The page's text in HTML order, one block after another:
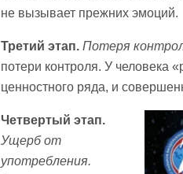
не вызывает прежних эмоций.
Третий этап. Потеря
потери контроля. У человека
ценностного ряда, и
Четвертый этап.
Ущерб от
употребления.